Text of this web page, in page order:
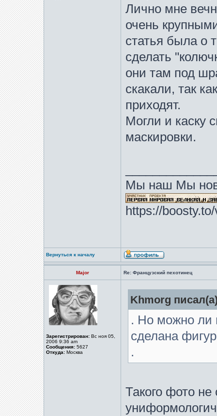
Лично мне
очень
статья была о
сделать
они там под
скакали, так
приходят.
Могли и каску
маскировки.
Мы наш Мы
https://
Вернуться к началу
Major Re: Французский пехотинец
Зарегистрирован: Вс ноя 05,
2006 9:36 am
Сообщения: 5627
Откуда: Москва
Khmorg
. Но можно ли
сделана
.
Такого фото